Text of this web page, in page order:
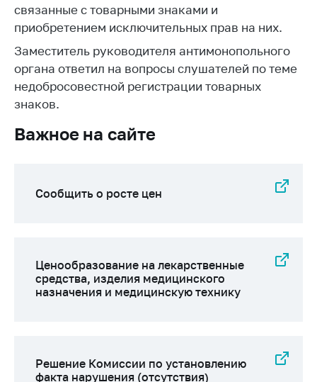
Биржевая торговля
Выставочная
деятельность в
Республике
Беларусь
персональных
Прямaя телефоннaя
линия
обращения
связанные с товарными знаками и
приобретением исключительных прав на них.
Заместитель руководителя антимонопольного
органа ответил на вопросы слушателей по теме
недобросовестной регистрации товарных
знаков.
Важное на сайте
Сообщить о росте цен
Ценообразование на лекарственные
средства, изделия медицинского
назначения и медицинскую технику
Решение Комиссии по установлению
факта нарушения (отсутствия)